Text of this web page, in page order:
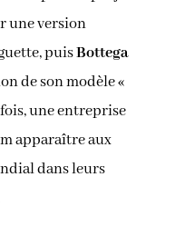
une version
puisBottega
de son modèle «
une entreprise
apparaître aux
dans leurs